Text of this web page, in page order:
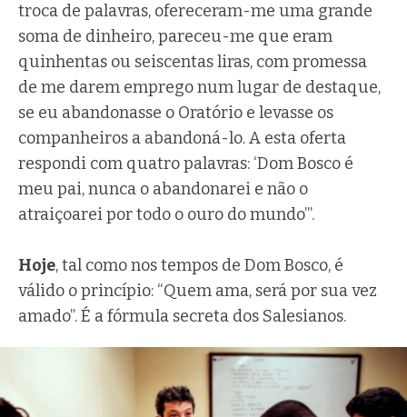
troca de palavras, ofereceram-me uma grande
soma de dinheiro, pareceu-me que eram
quinhentas ou seiscentas liras, com promessa
de me darem emprego num lugar de destaque,
se eu abandonasse o Oratório e levasse os
companheiros a abandoná-lo. A esta oferta
respondi com quatro palavras: ‘Dom Bosco é
meu pai, nunca o abandonarei e não o
atraiçoarei por todo o ouro do mundo’”.
Hoje, tal como nos tempos de Dom Bosco, é
válido o princípio: “Quem ama, será por sua vez
amado”. É a fórmula secreta dos Salesianos.